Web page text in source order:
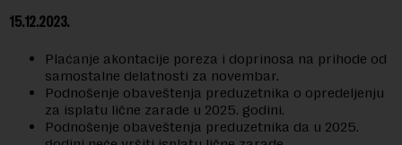
15.12.2023.
Plaćanje akontacije poreza i doprinosa na prihode od
samostalne delatnosti za novembar.
Podnošenje obaveštenja preduzetnika o opredeljenju
za isplatu lične zarade u 2025. godini.
Podnošenje obaveštenja preduzetnika da u 2025.